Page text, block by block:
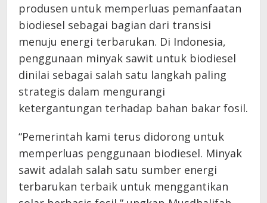
produsen untuk memperluas pemanfaatan
biodiesel sebagai bagian dari transisi
menuju energi terbarukan. Di Indonesia,
penggunaan minyak sawit untuk biodiesel
dinilai sebagai salah satu langkah paling
strategis dalam mengurangi
ketergantungan terhadap bahan bakar fosil.
“Pemerintah kami terus didorong untuk
memperluas penggunaan biodiesel. Minyak
sawit adalah salah satu sumber energi
terbarukan terbaik untuk menggantikan